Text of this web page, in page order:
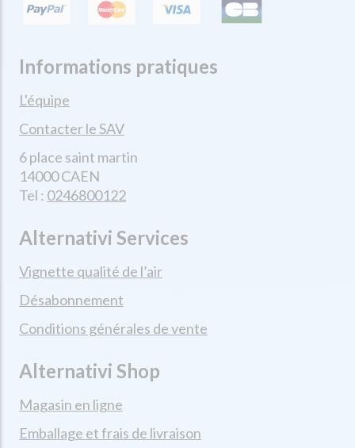
Informations pratiques
L'équipe
Contacter le SAV
6 place saint martin
14000 CAEN
Tel : 0246800122
Alternativi Services
Vignette qualité de l’air
Désabonnement
Conditions générales de vente
Alternativi Shop
Magasin en ligne
Emballage et frais de livraison